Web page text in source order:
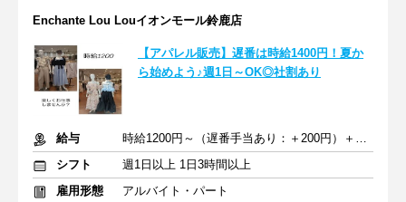
Enchante Lou Louイオンモール鈴鹿店
【アパレル販売】遅番は時給1400円！夏か
ら始めよう♪週1日～OK◎社割あり
給与
時給1200円～（遅番手当あり：＋200円）＋交通費全額支給
シフト
週1日以上 1日3時間以上
雇用形態
アルバイト・パート